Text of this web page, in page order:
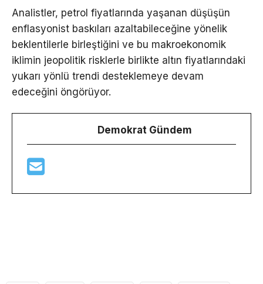
Analistler, petrol fiyatlarında yaşanan düşüşün
enflasyonist baskıları azaltabileceğine yönelik
beklentilerle birleştiğini ve bu makroekonomik
iklimin jeopolitik risklerle birlikte altın fiyatlarındaki
yukarı yönlü trendi desteklemeye devam
edeceğini öngörüyor.
Demokrat Gündem